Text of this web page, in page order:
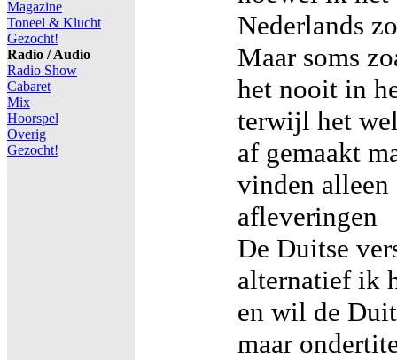
Magazine
Toneel & Klucht
Gezocht!
Radio / Audio
Radio Show
Cabaret
Mix
Hoorspel
Overig
Gezocht!
Nederlands
Maar soms
het nooit in
terwijl het
af gemaakt
vinden alleen
afleveringen
De Duitse
alternatief ik
en wil de
maar